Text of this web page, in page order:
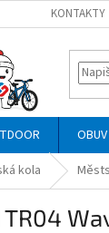
KONTAKTY
OBUV
kola